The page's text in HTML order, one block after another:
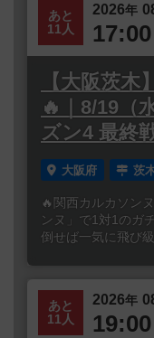
あと
11人
2026年
【大阪茨
🔥｜8/19（
ズン4 最終
大阪府 茨
🔥関西カルカソン
ンヌ」で1対1のガ
倒せば一気に飛び
あと
11人
2026年